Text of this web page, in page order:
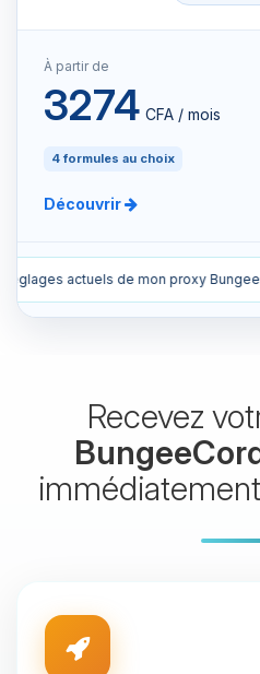
À partir de
3274 CFA / mois
4 formules au choix
Découvrir
Velocity. Affiche les dernières
Recevez